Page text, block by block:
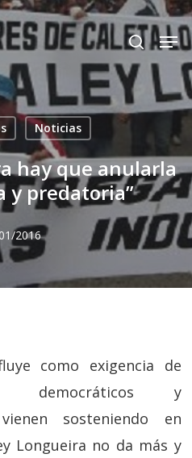
search
Noticias
hay que anularla
y predatoria”
2016
como exigencia de
democráticos y
sosteniendo en
Longueira no da más y
Close
Menu